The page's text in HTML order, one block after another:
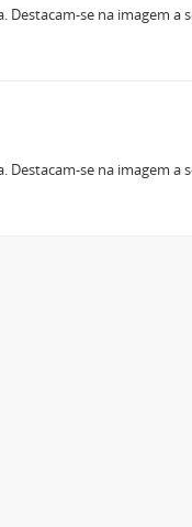
se na imagem a
se na imagem a